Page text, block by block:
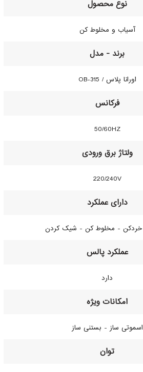
آسیاب و مخلوط کن
اورانا پلاس / OB-315
50/60HZ
220/240V
دارد
اسموتی ساز - بستنی ساز